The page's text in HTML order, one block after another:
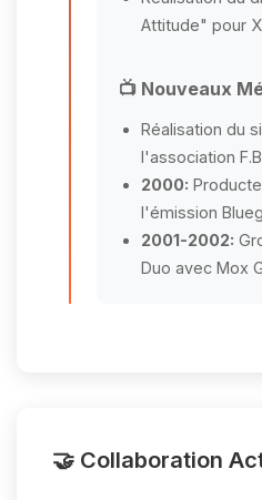
Attitude" pour
📺 Nouveaux
Réalisation du
l'association
2000:
l'émission
2001-2002:
Duo avec Mox
🤝 Collaboration